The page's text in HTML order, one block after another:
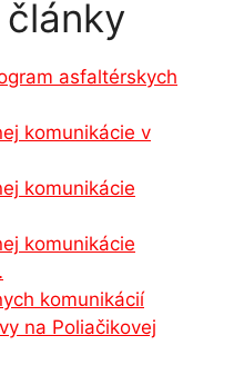
e
a
m
ar
e
asfaltérskych
komunikácie v
komunikácie
komunikácie
komunikácií
na Poliačikovej